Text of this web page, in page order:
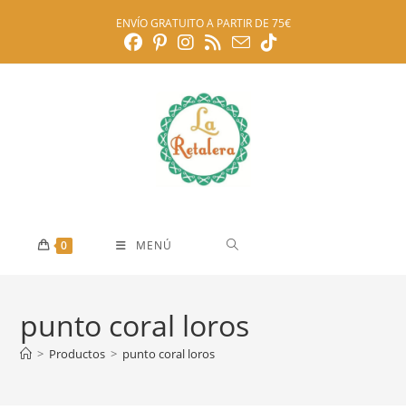
ENVÍO GRATUITO A PARTIR DE 75€
0 MENÚ
punto coral loros
> Productos > punto coral loros